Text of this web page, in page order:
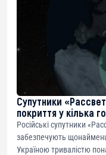
Супутники
покриття у кілька
Російські супутники
забезпечують
Україною тривалістю